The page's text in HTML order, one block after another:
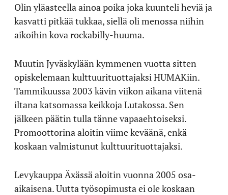
Olin yläasteella ainoa poika joka kuunteli heviä ja
kasvatti pitkää tukkaa, siellä oli menossa niihin
aikoihin kova rockabilly-huuma.
Muutin Jyväskylään kymmenen vuotta sitten
opiskelemaan kulttuurituottajaksi HUMAKiin.
Tammikuussa 2003 kävin viikon aikana viitenä
iltana katsomassa keikkoja Lutakossa. Sen
jälkeen päätin tulla tänne vapaaehtoiseksi.
Promoottorina aloitin viime keväänä, enkä
koskaan valmistunut kulttuurituottajaksi.
Levykauppa Äxässä aloitin vuonna 2005 osa-
aikaisena. Uutta työsopimusta ei ole koskaan